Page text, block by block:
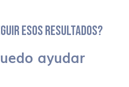
ESOS RESULTADOS?
ayudar